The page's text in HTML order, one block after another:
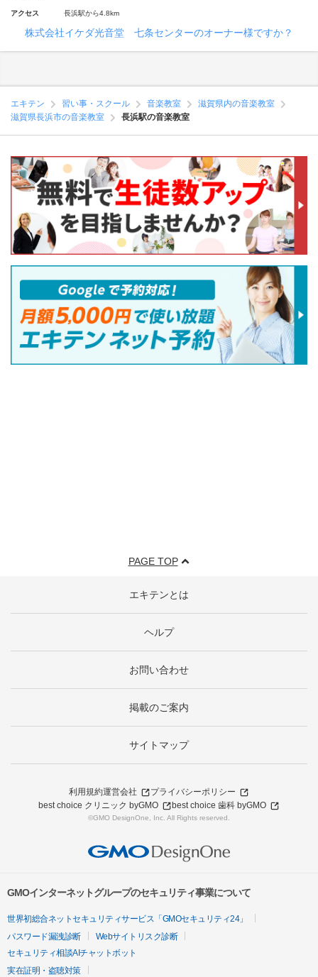
アクセス 長浜駅から4.8km
株式会社イケダ光音堂 七条センターのオーナー様ですか？
エキテン 習い事・スクール 音楽教室
滋賀県内の音楽教室
滋賀県長浜市の音楽教室
長浜駅の音楽教室
PAGE TOP
エキテンとは
ヘルプ
お問い合わせ
掲載のご案内
サイトマップ
利用規約運営会社
プライバシーポリシー
best choice クリニック byGMO
best choice 歯科 byGMO
©GMO DesignOne, Inc. All Rights reserved.
GMOインターネットグループのセキュリティ事業について
世界初総合ネットセキュリティサービス「GMOセキュリティ24」
パスワード漏洩診断
Webサイトリスク診断
セキュリティ相談AIチャットボット
実在証明・盗聴対策